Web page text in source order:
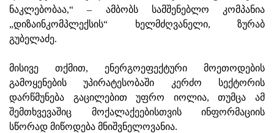
ნაკლებობაა,“ – ამბობს სამშენებლო კომპანია
„დიზაინკომპლექსის“ ხელმძღვანელი, ზურაბ
გუბელაძე.
მისივე თქმით, ენერგოეფექტური მოეთოდების
გამოყენების უპირატესობაში კერძო სექტორის
დარწმუნება გაცილებით უფრო იოლია, თუმცა ამ
შემთხვევაშიც მოქალაქეებისთვის ინფორმაციის
სწორად მიწოდება მნიშვნელოვანია.